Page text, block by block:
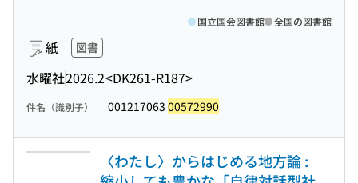
紙 図書
水曜社2026.2<DK261-R187>
国立国会図書館 全国の図書館
件名（識別子） 001217063 00572990
〈わたし〉からはじめる地方論 :